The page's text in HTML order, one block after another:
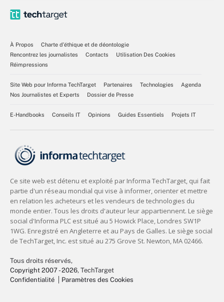
À Propos
Charte d’éthique et de déontologie
Rencontrez les journalistes
Contacts
Utilisation Des Cookies
Réimpressions
Site Web pour Informa TechTarget Partenaires Technologies
Agenda
Nos Journalistes et Experts
Dossier de Presse
E-Handbooks Conseils IT Opinions Guides Essentiels Projets IT
Tous droits réservés,
Copyright 2007 - 2026, TechTarget
Confidentialité
Paramètres des Cookies